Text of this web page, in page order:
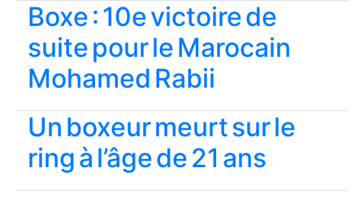
Boxe : 10e victoire de
suite pour le Marocain
Mohamed Rabii
Un boxeur meurt sur le
ring à l’âge de 21 ans